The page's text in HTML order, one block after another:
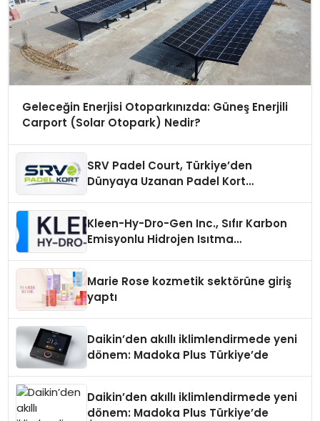
Geleceğin Enerjisi Otoparkınızda: Güneş Enerjili
Carport (Solar Otopark) Nedir?
SRV Padel Court, Türkiye’den
Dünyaya Uzanan Padel Kort
Kleen-Hy-Dro-Gen Inc., Sıfır Karbon
Emisyonlu Hidrojen Isıtma
Marie Rose kozmetik sektörüne giriş
yaptı
Daikin’den akıllı iklimlendirmede yeni
dönem: Madoka Plus Türkiye’de
Daikin’den akıllı iklimlendirmede yeni
dönem: Madoka Plus Türkiye’de